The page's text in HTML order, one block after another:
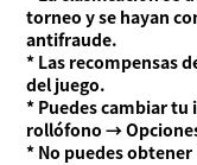
torneo y se hayan
antifraude.
* Las recompensas
del juego.
* Puedes cambiar tu
rollófono →
* No puedes